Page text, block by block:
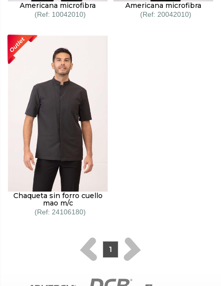
Americana microfibra
10042010
Americana microfibra
20042010
Chaqueta sin forro cuello
mao m/c
24106180
1